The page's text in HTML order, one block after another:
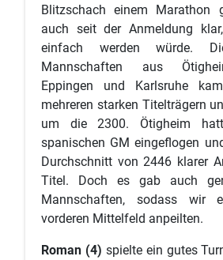
Blitzschach einem Marathon
auch seit der Anmeldung
einfach werden würde.
Mannschaften aus
Eppingen und Karlsruhe
mehreren starken Titelträgern
um die 2300. Ötigheim
spanischen GM eingeflogen
Durchschnitt von 2446 klarer
Titel. Doch es gab auch
Mannschaften, sodass wir
vorderen Mittelfeld anpeilten.
Roman (4) spielte ein gutes